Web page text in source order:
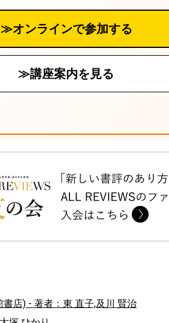
≫オンラインで参加する
≫講座案内を見る
店) - 著者：東 直子,及川 賢治